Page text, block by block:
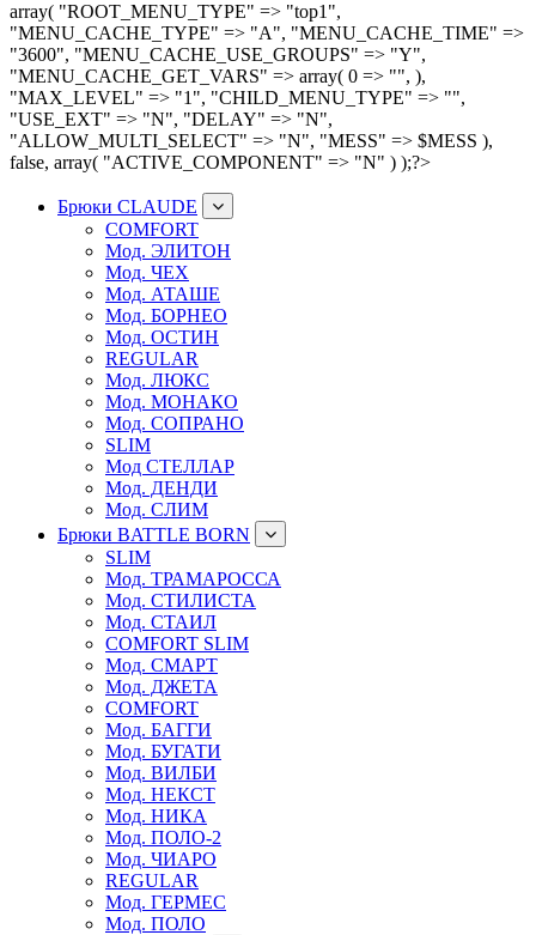
array( "ROOT_MENU_TYPE" => "top1",
"MENU_CACHE_TYPE" => "A", "MENU_CACHE_TIME" =>
"3600", "MENU_CACHE_USE_GROUPS" => "Y",
"MENU_CACHE_GET_VARS" => array( 0 => "", ),
"MAX_LEVEL" => "1", "CHILD_MENU_TYPE" => "",
"USE_EXT" => "N", "DELAY" => "N",
"ALLOW_MULTI_SELECT" => "N", "MESS" => $MESS ),
false, array( "ACTIVE_COMPONENT" => "N" ) );?>
Брюки CLAUDE
COMFORT
Мод. ЭЛИТОН
Мод. ЧЕХ
Мод. АТАШЕ
Мод. БОРНЕО
Мод. ОСТИН
REGULAR
Мод. ЛЮКС
Мод. МОНАКО
Мод. СОПРАНО
SLIM
Мод СТЕЛЛАР
Мод. ДЕНДИ
Мод. СЛИМ
Брюки BATTLE BORN
SLIM
Мод. ТРАМАРОССА
Мод. СТИЛИСТА
Мод. СТАИЛ
COMFORT SLIM
Мод. СМАРТ
Мод. ДЖЕТА
COMFORT
Мод. БАГГИ
Мод. БУГАТИ
Мод. ВИЛБИ
Мод. НЕКСТ
Мод. НИКА
Мод. ПОЛО-2
Мод. ЧИАРО
REGULAR
Мод. ГЕРМЕС
Мод. ПОЛО